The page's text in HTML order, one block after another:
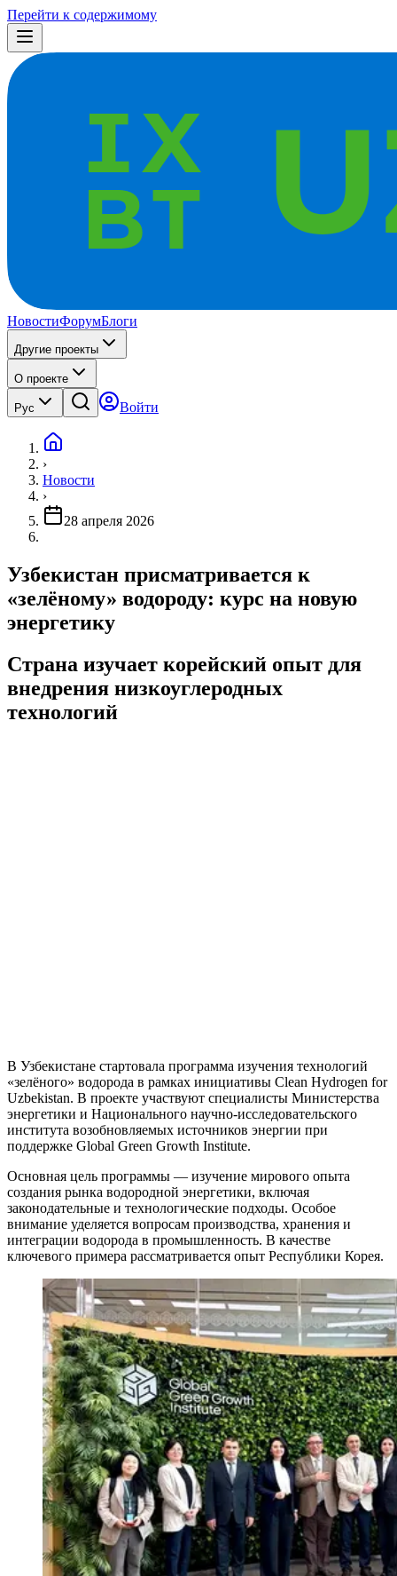
Перейти к содержимому
НовостиФорумБлоги
Другие проекты
О проекте
Рус Войти
›
Новости
›
28 апреля 2026
Узбекистан присматривается к
«зелёному» водороду: курс на новую
энергетику
Страна изучает корейский опыт для
внедрения низкоуглеродных
технологий
В Узбекистане стартовала программа изучения технологий
«зелёного» водорода в рамках инициативы Clean Hydrogen for
Uzbekistan. В проекте участвуют специалисты Министерства
энергетики и Национального научно-исследовательского
института возобновляемых источников энергии при
поддержке Global Green Growth Institute.
Основная цель программы — изучение мирового опыта
создания рынка водородной энергетики, включая
законодательные и технологические подходы. Особое
внимание уделяется вопросам производства, хранения и
интеграции водорода в промышленность. В качестве
ключевого примера рассматривается опыт Республики Корея.